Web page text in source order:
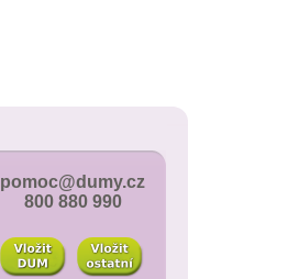
pomoc@dumy.cz
800 880 990